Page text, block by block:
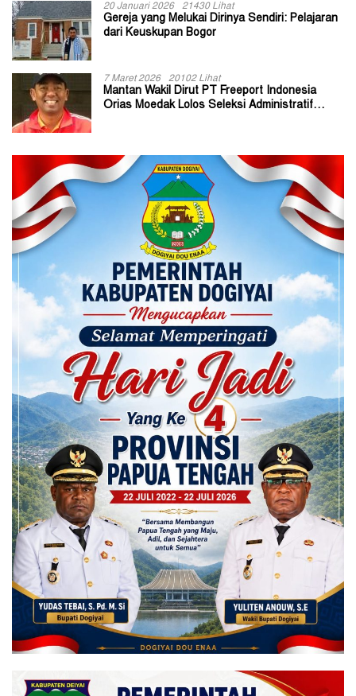
20 Januari 2026 21430 Lihat
Gereja yang Melukai Dirinya Sendiri: Pelajaran
dari Keuskupan Bogor
7 Maret 2026 20102 Lihat
Mantan Wakil Dirut PT Freeport Indonesia
Orias Moedak Lolos Seleksi Administratif